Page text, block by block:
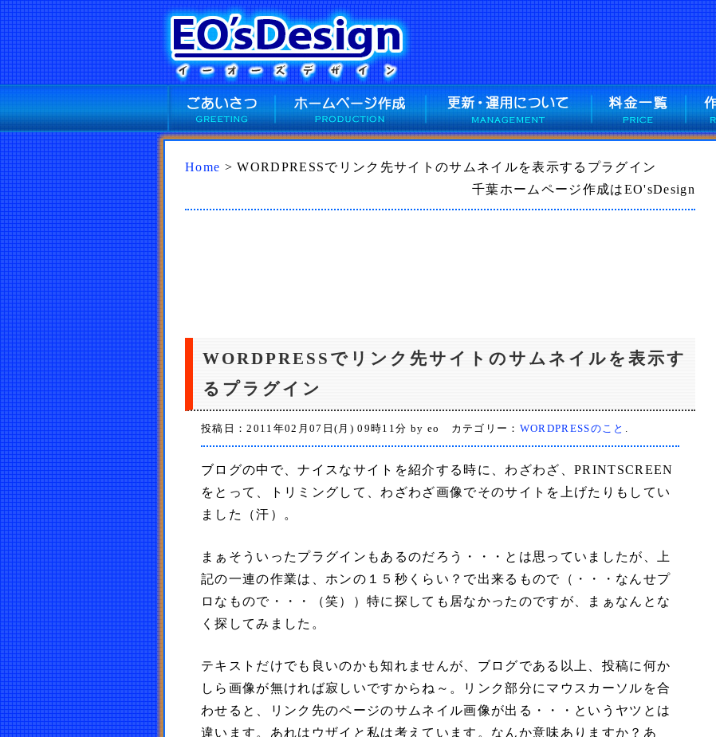
Home > WORDPRESSでリンク先サイトのサムネイルを表示するプラグイン
千葉ホームページ作成はEO'sDesign
WORDPRESSでリンク先サイトのサムネイルを表示す
るプラグイン
投稿日：2011年02月07日(月) 09時11分 by eo カテゴリー： WORDPRESSのこと .
ブログの中で、ナイスなサイトを紹介する時に、わざわざ、PRINTSCREEN
をとって、トリミングして、わざわざ画像でそのサイトを上げたりもしてい
ました（汗）。
まぁそういったプラグインもあるのだろう・・・とは思っていましたが、上
記の一連の作業は、ホンの１５秒くらい？で出来るもので（・・・なんせプ
ロなもので・・・（笑））特に探しても居なかったのですが、まぁなんとな
く探してみました。
テキストだけでも良いのかも知れませんが、ブログである以上、投稿に何か
しら画像が無ければ寂しいですからね～。リンク部分にマウスカーソルを合
わせると、リンク先のページのサムネイル画像が出る・・・というヤツとは
違います。あれはウザイと私は考えています。なんか意味ありますか？あ